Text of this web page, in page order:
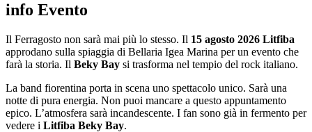
info Evento
Il Ferragosto non sarà mai più lo stesso. Il 15 agosto 2026 Litfiba
approdano sulla spiaggia di Bellaria Igea Marina per un evento che
farà la storia. Il Beky Bay si trasforma nel tempio del rock italiano.
La band fiorentina porta in scena uno spettacolo unico. Sarà una
notte di pura energia. Non puoi mancare a questo appuntamento
epico. L’atmosfera sarà incandescente. I fan sono già in fermento per
vedere i Litfiba Beky Bay.